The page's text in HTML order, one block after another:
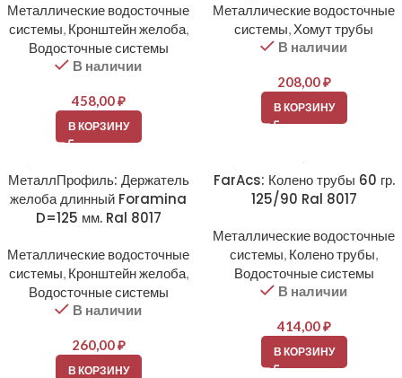
Металлические водосточные
системы, Кронштейн желоба,
Водосточные системы
В наличии
458,00₽
В КОРЗИНУ
Металлические водосточные
системы, Хомут трубы
В наличии
208,00₽
В КОРЗИНУ
МеталлПрофиль: Держатель
желоба длинный Foramina
D=125 мм. Ral 8017
Металлические водосточные
системы, Кронштейн желоба,
Водосточные системы
В наличии
260,00₽
В КОРЗИНУ
FarAcs: Колено трубы 60 гр.
125/90 Ral 8017
Металлические водосточные
системы, Колено трубы,
Водосточные системы
В наличии
414,00₽
В КОРЗИНУ